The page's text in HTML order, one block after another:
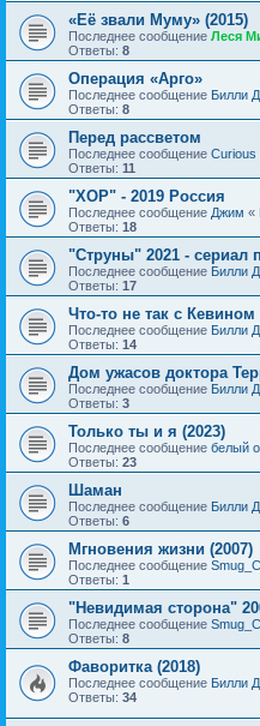
«Её звали Муму» (2015)
Последнее сообщение Леся
Ответы: 8
Операция «Арго»
Последнее сообщение Билли
Ответы: 8
Перед рассветом
Последнее сообщение Curious
Ответы: 11
"ХОР" - 2019 Россия
Последнее сообщение Джим «
Ответы: 18
"Струны" 2021 - сериал
Последнее сообщение Билли
Ответы: 17
Что-то не так с Кевином
Последнее сообщение Билли
Ответы: 14
Дом ужасов доктора
Последнее сообщение Билли
Ответы: 3
Только ты и я (2023)
Последнее сообщение белый
Ответы: 23
Шаман
Последнее сообщение Билли
Ответы: 6
Мгновения жизни (2007)
Последнее сообщение
Ответы: 1
"Невидимая сторона"
Последнее сообщение
Ответы: 8
Фаворитка (2018)
Последнее сообщение Билли
Ответы: 34